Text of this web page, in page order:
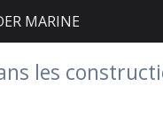
MARINE
les